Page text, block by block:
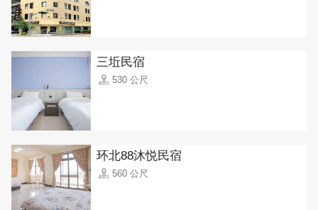
三坵民宿
530 公尺
环北88沐悦民宿
560 公尺